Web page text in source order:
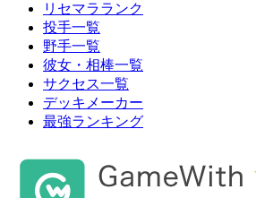
リセマラランク
投手一覧
野手一覧
彼女・相棒一覧
サクセス一覧
デッキメーカー
最強ランキング